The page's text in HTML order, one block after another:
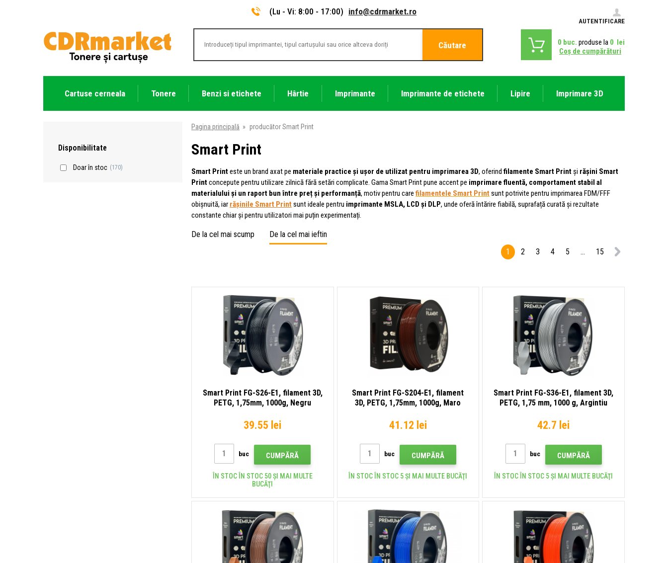
(Lu - Vi: 8:00 - 17:00) info@cdrmarket.ro
AUTENTIFICARE
Căutare 0 buc. produse la 0 lei
Coş de cumpărături
Cartuse cerneala Tonere Benzi si etichete Hârtie Imprimante Imprimante de etichete Lipire Imprimare 3D
Disponibilitate
Doar în stoc (170)
Pagina principală » producător Smart Print
Smart Print
Smart Printeste un brand axat pe materiale practice și ușor de utilizat pentru imprimarea 3D, oferind filamente Smart Printși rășini Smart
Printconcepute pentru utilizare zilnică fără setări complicate. Gama Smart Print pune accent pe imprimare fluentă, comportament stabil al
materialului și un raport bun între preț și performanță, motiv pentru care filamentele Smart Printsunt potrivite pentru imprimarea FDM/FFF
obișnuită, iar rășinile Smart Printsunt ideale pentru imprimante MSLA, LCD și DLP, unde oferă întărire fiabilă, suprafață curată și rezultate
constante chiar și pentru utilizatori mai puțin experimentați.
De la cel mai scump
De la cel mai ieftin
1
2 3 4 5 ... 15
Smart Print FG-S26-E1, filament 3D,
PETG, 1,75mm, 1000g, Negru
39.55 lei
buc CUMPĂRĂ
ÎN STOC ÎN STOC 50 ȘI MAI MULTE
BUCĂŢI
Smart Print FG-S204-E1, filament
3D, PETG, 1,75mm, 1000g, Maro
41.12 lei
buc CUMPĂRĂ
ÎN STOC ÎN STOC 5 ȘI MAI MULTE BUCĂŢI
Smart Print FG-S36-E1, filament 3D,
PETG, 1,75 mm, 1000 g, Argintiu
42.7 lei
buc CUMPĂRĂ
ÎN STOC ÎN STOC 5 ȘI MAI MULTE BUCĂŢI